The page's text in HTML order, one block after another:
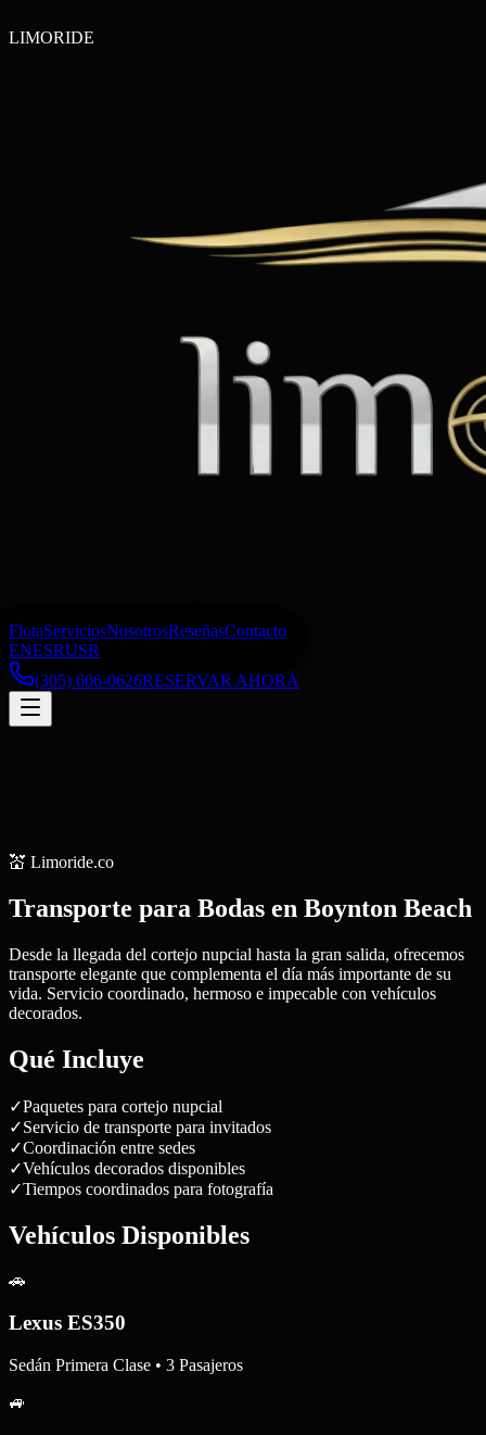
LIMORIDE
FlotaServiciosNosotrosReseñasContacto
ENESRUSR
(305) 606-0626RESERVAR AHORA
💒 Limoride.co
Transporte para Bodas en Boynton Beach
Desde la llegada del cortejo nupcial hasta la gran salida, ofrecemos
transporte elegante que complementa el día más importante de su
vida. Servicio coordinado, hermoso e impecable con vehículos
decorados.
Qué Incluye
✓Paquetes para cortejo nupcial
✓Servicio de transporte para invitados
✓Coordinación entre sedes
✓Vehículos decorados disponibles
✓Tiempos coordinados para fotografía
Vehículos Disponibles
🚗
Lexus ES350
Sedán Primera Clase • 3 Pasajeros
🚙